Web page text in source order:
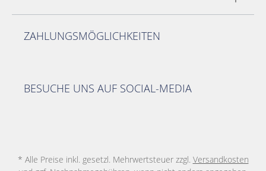
ZAHLUNGSMÖGLICHKEITEN
BESUCHE UNS AUF SOCIAL-MEDIA
* Alle Preise inkl. gesetzl. Mehrwertsteuer zzgl. Versandkosten